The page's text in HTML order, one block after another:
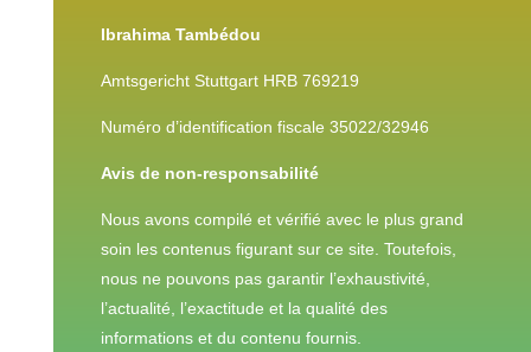
Ibrahima Tambédou
Amtsgericht Stuttgart HRB 769219
Numéro d’identification fiscale 35022/32946
Avis de non-responsabilité
Nous avons compilé et vérifié avec le plus grand
soin les contenus figurant sur ce site. Toutefois,
nous ne pouvons pas garantir l’exhaustivité,
l’actualité, l’exactitude et la qualité des
informations et du contenu fournis.